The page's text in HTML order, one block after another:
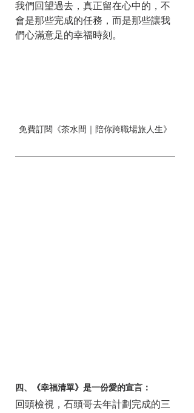
我們回望過去，真正留在心中的，不
會是那些完成的任務，而是那些讓我
們心滿意足的幸福時刻。
免費訂閱《茶水間｜陪你跨職場旅人生》
四、《幸福清單》是一份愛的宣言：
回頭檢視，石頭哥去年計劃完成的三